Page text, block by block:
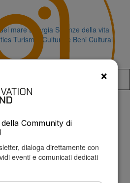
mare Energia Scienze della vita
Turismo, Cultura e Beni Culturali
×
Community di
dialoga direttamente con
eventi e comunicati dedicati